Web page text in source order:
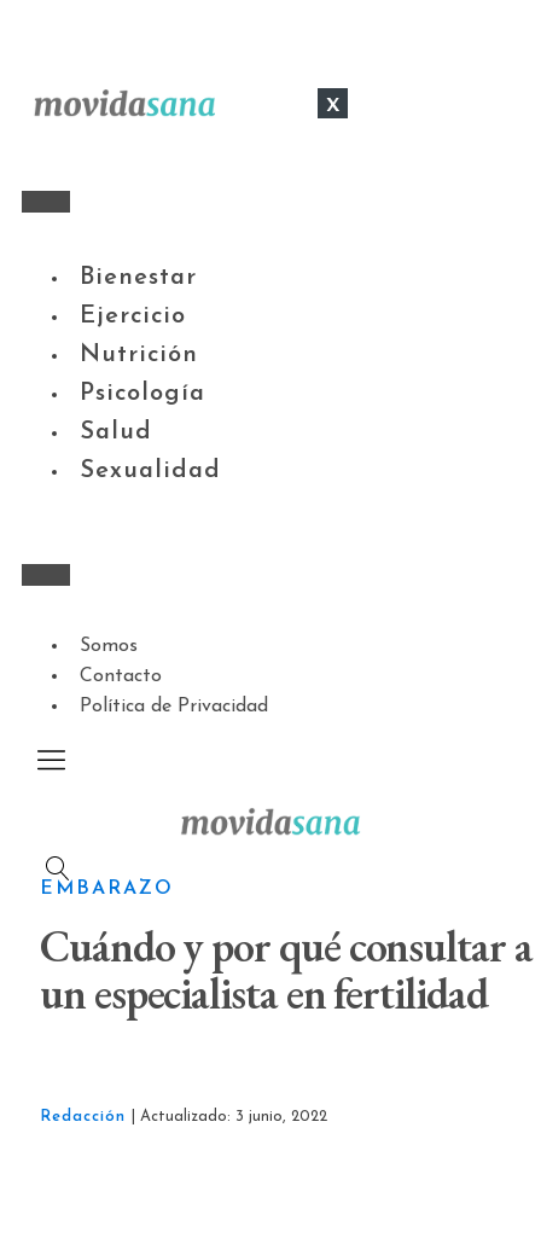
x
Bienestar
Ejercicio
Nutrición
Psicología
Salud
Sexualidad
Somos
Contacto
Política de Privacidad
EMBARAZO
Cuándo y por qué consultar a
un especialista en fertilidad
Redacción | Actualizado: 3 junio, 2022